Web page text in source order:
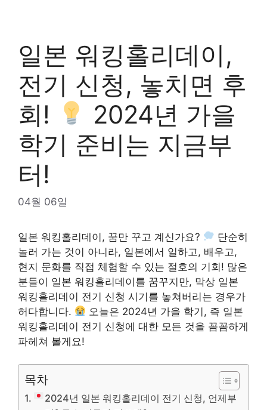
일본 워킹홀리데이,
전기 신청, 놓치면 후
회!
2024년 가을
학기 준비는 지금부
터!
04월 06일
일본 워킹홀리데이, 꿈만 꾸고 계신가요?
단순히
놀러 가는 것이 아니라, 일본에서 일하고, 배우고,
현지 문화를 직접 체험할 수 있는 절호의 기회! 많은
분들이 일본 워킹홀리데이를 꿈꾸지만, 막상 일본
워킹홀리데이 전기 신청 시기를 놓쳐버리는 경우가
허다합니다.
오늘은 2024년 가을 학기, 즉 일본
워킹홀리데이 전기 신청에 대한 모든 것을 꼼꼼하게
파헤쳐 볼게요!
목차
2024년 일본 워킹홀리데이 전기 신청, 언제부